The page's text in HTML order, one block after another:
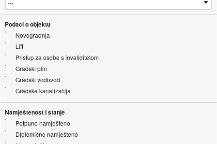
Podaci o objektu
Novogradnja
Lift
Pristup za osobe s invaliditetom
Gradski plin
Gradski vodovod
Gradska kanalizacija
Namještenost i stanje
Potpuno namješteno
Djelomično namješteno